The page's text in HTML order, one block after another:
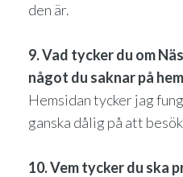
den är.
9. Vad tycker du om
något du saknar på
Hemsidan tycker jag
ganska dålig på att
10. Vem tycker du ska